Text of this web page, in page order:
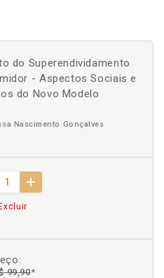
do Superendividamento
- Aspectos Sociais e
do Novo Modelo
Nascimento Gonçalves
99,90*